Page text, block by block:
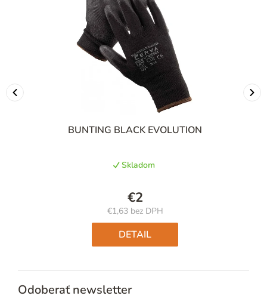
BUNTING BLACK EVOLUTION
Skladom
€2
€1,63 bez DPH
Jednotková
cena:
DETAIL
Odoberať newsletter